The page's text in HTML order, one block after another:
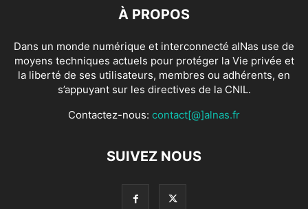
À PROPOS
Dans un monde numérique et interconnecté alNas use de
moyens techniques actuels pour protéger la Vie privée et
la liberté de ses utilisateurs, membres ou adhérents, en
s’appuyant sur les directives de la CNIL.
Contactez-nous: contact[@]alnas.fr
SUIVEZ NOUS